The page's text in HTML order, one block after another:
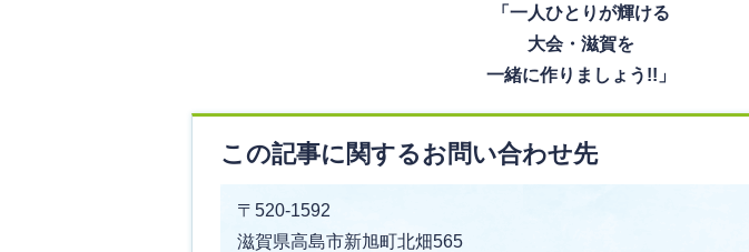
「一人ひとりが輝ける
大会・滋賀を
一緒に作りましょう!!」
この記事に関するお問い合わせ先
〒520-1592
滋賀県高島市新旭町北畑565